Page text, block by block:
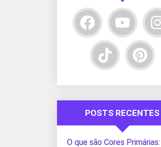
POSTS RECENTES
O que são Cores Primárias: